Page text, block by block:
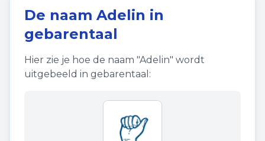
De naam Adelin in
gebarentaal
Hier zie je hoe de naam "Adelin" wordt
uitgebeeld in gebarentaal: